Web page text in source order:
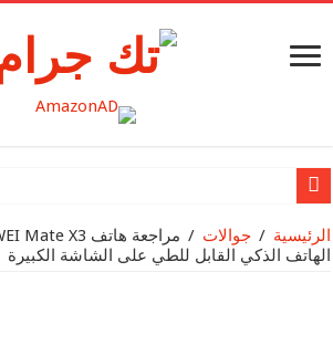
Nothing تُعلن عن شحنها لمليونيّ منتج
الرئيسية / جوالات /
الهاتف الذكي القابل للطي على الشاشة الكبيرة